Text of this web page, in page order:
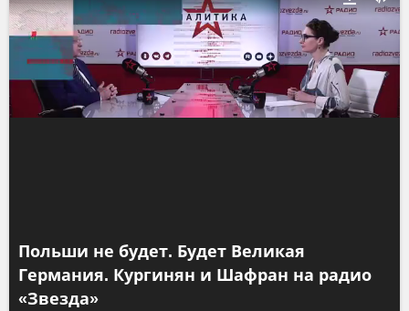
Польши не будет. Будет Великая
Германия. Кургинян и Шафран на радио
«Звезда»